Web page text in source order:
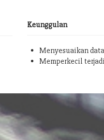
Keunggulan
Menyesuaikan
Memperkecil